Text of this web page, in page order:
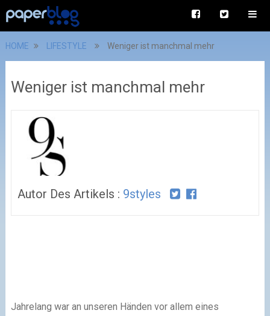
HOME LIFESTYLE Weniger ist manchmal mehr
Weniger ist manchmal mehr
Autor Des Artikels : 9styles
Jahrelang war an unseren Händen vor allem eines